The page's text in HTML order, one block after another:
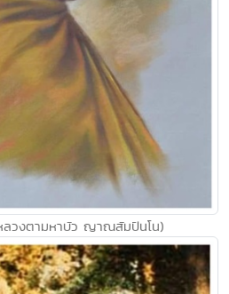
ลวงตามหาบัว ญาณสัมปันโน)